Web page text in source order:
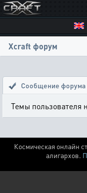
Xcraft форум
Сообщение форума
Темы пользователя
Космическая онлайн
алигархов.